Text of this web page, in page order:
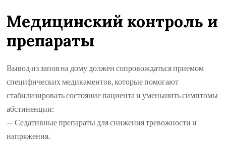
Медицинский контроль и
препараты
Вывод из запоя на дому должен сопровождаться приемом
специфических медикаментов, которые помогают
стабилизировать состояние пациента и уменьшить симптомы
абстиненции:
— Седативные препараты для снижения тревожности и
напряжения.